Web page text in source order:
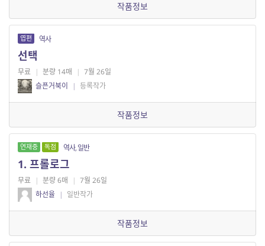
작품정보
엽편 역사
선택
무료 | 분량 14매 | 7월 26일
슬픈거북이
| 등록작가
작품정보
연재중 독점 역사, 일반
1. 프롤로그
무료 | 분량 6매 | 7월 26일
하선율 | 일반작가
작품정보